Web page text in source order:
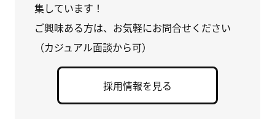
集しています！
ご興味ある方は、お気軽にお問合せください
（カジュアル面談から可）
採用情報を見る